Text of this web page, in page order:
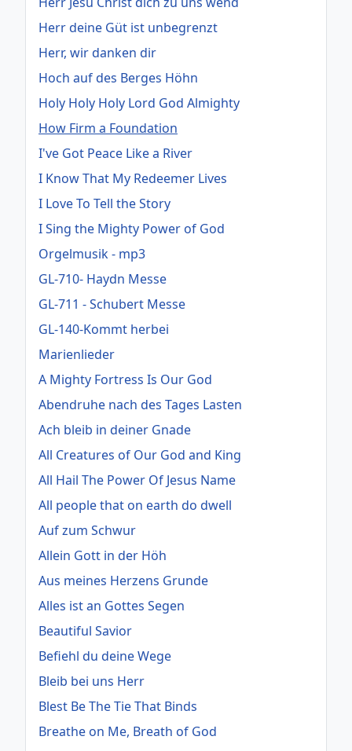
Herr deine Güt ist unbegrenzt
Herr, wir danken dir
Hoch auf des Berges Höhn
Holy Holy Holy Lord God Almighty
How Firm a Foundation
I've Got Peace Like a River
I Know That My Redeemer Lives
I Love To Tell the Story
I Sing the Mighty Power of God
Orgelmusik - mp3
GL-710- Haydn Messe
GL-711 - Schubert Messe
GL-140-Kommt herbei
Marienlieder
A Mighty Fortress Is Our God
Abendruhe nach des Tages Lasten
Ach bleib in deiner Gnade
All Creatures of Our God and King
All Hail The Power Of Jesus Name
All people that on earth do dwell
Auf zum Schwur
Allein Gott in der Höh
Aus meines Herzens Grunde
Alles ist an Gottes Segen
Beautiful Savior
Befiehl du deine Wege
Bleib bei uns Herr
Blest Be The Tie That Binds
Breathe on Me, Breath of God